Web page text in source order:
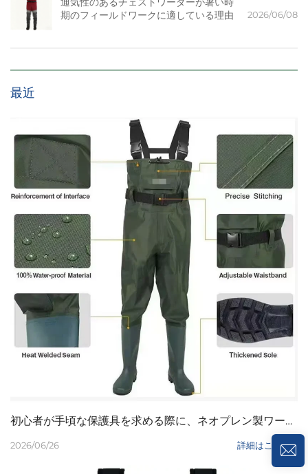
期のフィールドワークに適している理由
2026/06/08
最近
初心者が手頃な保護具を求める際に、ネオプレン製ワーダーが推奨される理由は何ですか？
2026/06/26 詳細はこちら >